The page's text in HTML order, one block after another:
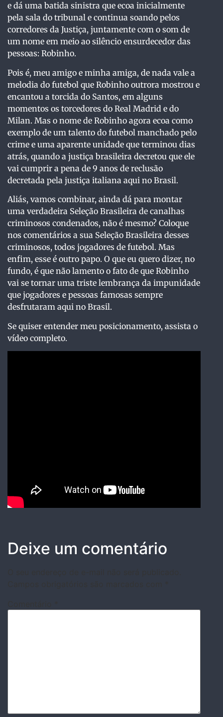
e dá uma batida sinistra que ecoa inicialmente
pela sala do tribunal e continua soando pelos
corredores da Justiça, juntamente com o som de
um nome em meio ao silêncio ensurdecedor das
pessoas: Robinho.
Pois é, meu amigo e minha amiga, de nada vale a
melodia do futebol que Robinho outrora mostrou e
encantou a torcida do Santos, em alguns
momentos os torcedores do Real Madrid e do
Milan. Mas o nome de Robinho agora ecoa como
exemplo de um talento do futebol manchado pelo
crime e uma aparente unidade que terminou dias
atrás, quando a justiça brasileira decretou que ele
vai cumprir a pena de 9 anos de reclusão
decretada pela justiça italiana aqui no Brasil.
Aliás, vamos combinar, ainda dá para montar
uma verdadeira Seleção Brasileira de canalhas
criminosos condenados, não é mesmo? Coloque
nos comentários a sua Seleção Brasileira desses
criminosos, todos jogadores de futebol. Mas
enfim, esse é outro papo. O que eu quero dizer, no
fundo, é que não lamento o fato de que Robinho
vai se tornar uma triste lembrança da impunidade
que jogadores e pessoas famosas sempre
desfrutaram aqui no Brasil.
Se quiser entender meu posicionamento, assista o
vídeo completo.
Deixe um comentário